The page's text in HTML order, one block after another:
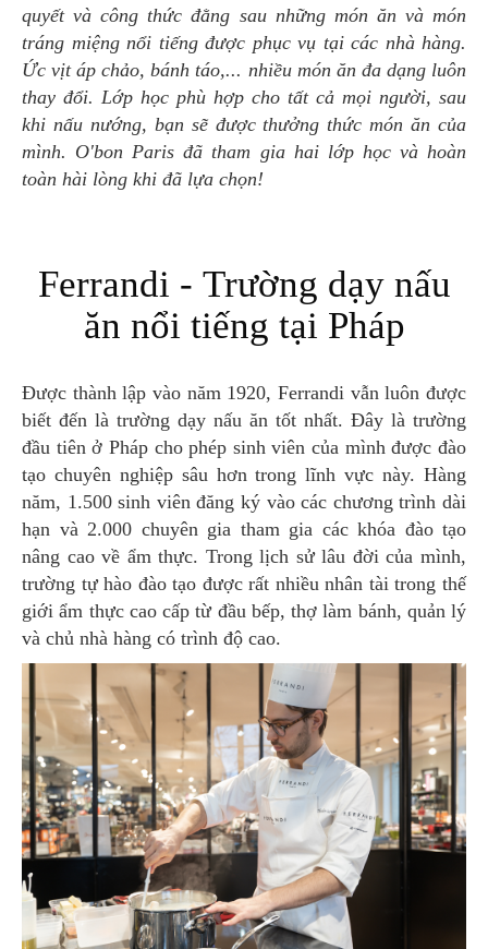
quyết và công thức đằng sau những món ăn và món
tráng miệng nổi tiếng được phục vụ tại các nhà hàng.
Ức vịt áp chảo, bánh táo,... nhiều món ăn đa dạng luôn
thay đổi. Lớp học phù hợp cho tất cả mọi người, sau
khi nấu nướng, bạn sẽ được thưởng thức món ăn của
mình. O'bon Paris đã tham gia hai lớp học và hoàn
toàn hài lòng khi đã lựa chọn!
Ferrandi - Trường dạy nấu
ăn nổi tiếng tại Pháp
Được thành lập vào năm 1920, Ferrandi vẫn luôn được
biết đến là trường dạy nấu ăn tốt nhất. Đây là trường
đầu tiên ở Pháp cho phép sinh viên của mình được đào
tạo chuyên nghiệp sâu hơn trong lĩnh vực này. Hàng
năm, 1.500 sinh viên đăng ký vào các chương trình dài
hạn và 2.000 chuyên gia tham gia các khóa đào tạo
nâng cao về ẩm thực. Trong lịch sử lâu đời của mình,
trường tự hào đào tạo được rất nhiều nhân tài trong thế
giới ẩm thực cao cấp từ đầu bếp, thợ làm bánh, quản lý
và chủ nhà hàng có trình độ cao.